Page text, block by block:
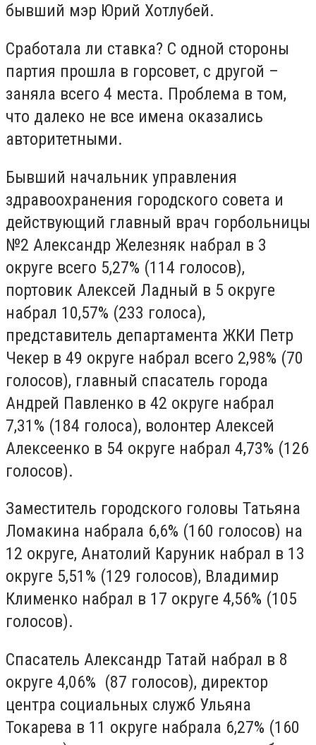
бывший мэр Юрий Хотлубей.
Сработала ли ставка? С одной стороны
партия прошла в горсовет, с другой –
заняла всего 4 места. Проблема в том,
что далеко не все имена оказались
авторитетными.
Бывший начальник управления
здравоохранения городского совета и
действующий главный врач горбольницы
№2 Александр Железняк набрал в 3
округе всего 5,27% (114 голосов),
портовик Алексей Ладный в 5 округе
набрал 10,57% (233 голоса),
представитель департамента ЖКИ Петр
Чекер в 49 округе набрал всего 2,98% (70
голосов), главный спасатель города
Андрей Павленко в 42 округе набрал
7,31% (184 голоса), волонтер Алексей
Алексеенко в 54 округе набрал 4,73% (126
голосов).
Заместитель городского головы Татьяна
Ломакина набрала 6,6% (160 голосов) на
12 округе, Анатолий Каруник набрал в 13
округе 5,51% (129 голосов), Владимир
Клименко набрал в 17 округе 4,56% (105
голосов).
Спасатель Александр Татай набрал в 8
округе 4,06% (87 голосов), директор
центра социальных служб Ульяна
Токарева в 11 округе набрала 6,27% (160